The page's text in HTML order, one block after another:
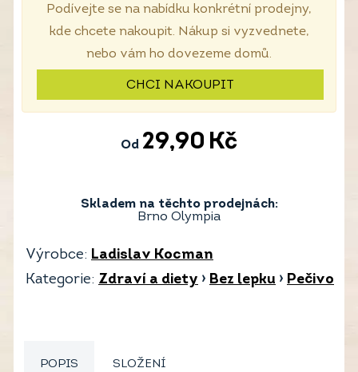
Podívejte se na nabídku konkrétní prodejny,
kde chcete nakoupit. Nákup si vyzvednete,
nebo vám ho dovezeme domů.
CHCI NAKOUPIT
Od 29,90 Kč
Skladem na těchto prodejnách:
Brno Olympia
Výrobce: Ladislav Kocman
Kategorie: Zdraví a diety › Bez lepku › Pečivo
POPIS SLOŽENÍ